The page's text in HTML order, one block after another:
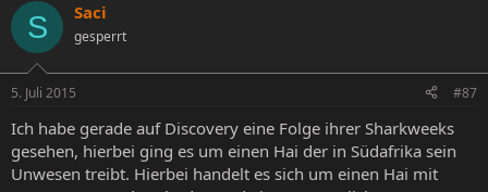
S Saci
gesperrt
5. Juli 2015 #87
Ich habe gerade auf Discovery eine Folge ihrer Sharkweeks
gesehen, hierbei ging es um einen Hai der in Südafrika sein
Unwesen treibt. Hierbei handelt es sich um einen Hai mit